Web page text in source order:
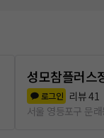
성모참플러스
로그인 리뷰41
서울 영등포구 문